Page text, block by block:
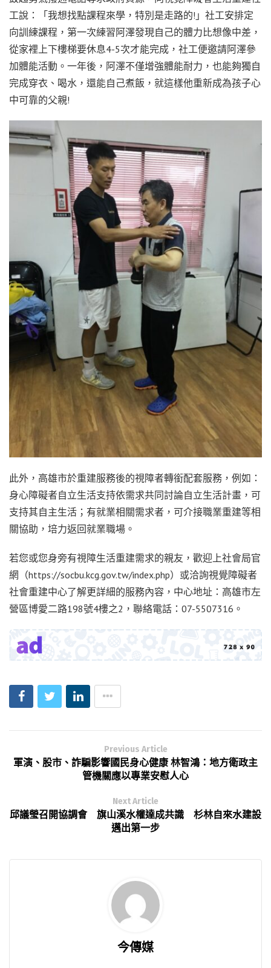
工說：「我想找點課程來學，特別是走路的!」社工安排定
向訓練課程，第一次練習阿澤發現自己的體力比想像中差，
從家裡上下樓梯要休息4-5次才能完成，社工便邀請阿澤參
加體能活動。一年後，阿澤不僅增強體能耐力，也能夠獨自
完成穿衣、喝水，還能自己煮飯，就這樣他重新成為孩子心
中可靠的父親!
此外，高雄市於重建服務後的視障者轉銜配套服務，例如：
身心障礙者自立生活支持依需求共同討論自立生活計畫，可
支持其自主生活；有就業相關需求者，可介接職業重建等相
關協助，培力返回就業職場。
若您或您身旁有視障生活重建需求的親友，歡迎上社會局官
網（https://socbu.kcg.gov.tw/index.php）或洽詢視覺障礙者
社會重建中心了解更詳細的服務內容，中心地址：高雄市左
營區博愛二路198號4樓之2，聯絡電話：07-5507316。
Previous Article
軍演、股市、詐騙影響國民身心健康 林智鴻：地方衛政主
管機關應以專業安慰人心
Next Article
邱議瑩召開協調會 旗山溪水權達成共識 杉林自來水建設
邁出第一步
今傳媒